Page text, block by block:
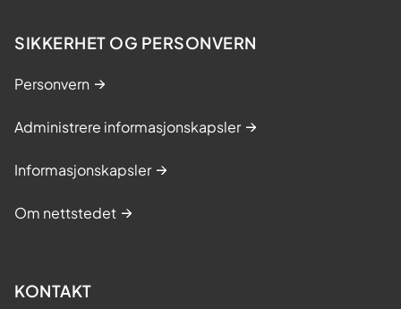
SIKKERHET OG PERSONVERN
Personvern
Administrere informasjonskapsler
Informasjonskapsler
Om nettstedet
KONTAKT